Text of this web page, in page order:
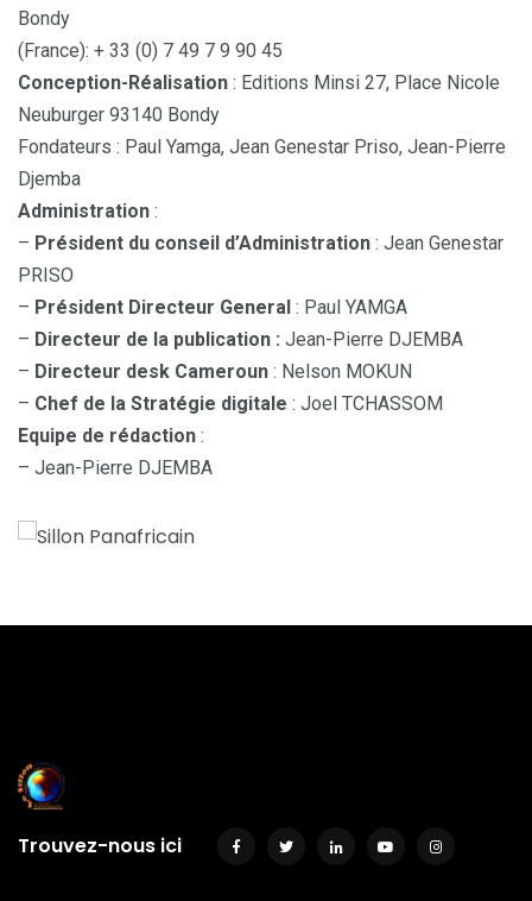
Bondy
(France): + 33 (0) 7 49 7 9 90 45
Conception-Réalisation : Editions Minsi 27, Place Nicole
Neuburger 93140 Bondy
Fondateurs : Paul Yamga, Jean Genestar Priso, Jean-Pierre
Djemba
Administration :
– Président du conseil d’Administration : Jean Genestar
PRISO
– Président Directeur General : Paul YAMGA
– Directeur de la publication : Jean-Pierre DJEMBA
– Directeur desk Cameroun : Nelson MOKUN
– Chef de la Stratégie digitale : Joel TCHASSOM
Equipe de rédaction :
– Jean-Pierre DJEMBA
Trouvez-nous ici